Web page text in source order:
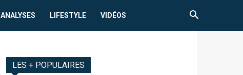
ANALYSES LIFESTYLE VIDÉOS
LES + POPULAIRES